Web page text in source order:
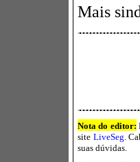
Mais
Nota do editor:
site LiveSeg.
suas dúvidas.